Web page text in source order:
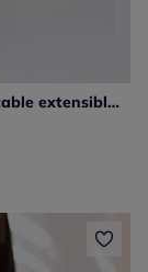
Jean bermuda avec poches arrière confortable extensible agréable à porter